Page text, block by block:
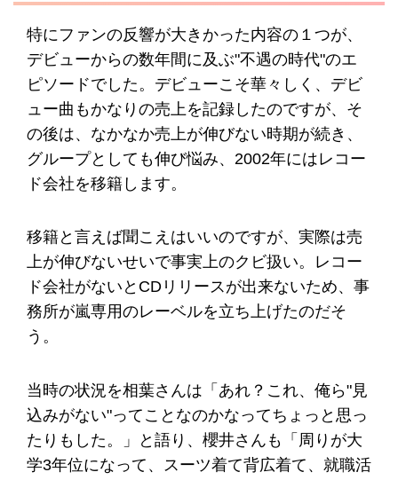
特にファンの反響が大きかった内容の１つが、
デビューからの数年間に及ぶ"不遇の時代"のエ
ピソードでした。デビューこそ華々しく、デビ
ュー曲もかなりの売上を記録したのですが、そ
の後は、なかなか売上が伸びない時期が続き、
グループとしても伸び悩み、2002年にはレコー
ド会社を移籍します。
移籍と言えば聞こえはいいのですが、実際は売
上が伸びないせいで事実上のクビ扱い。レコー
ド会社がないとCDリリースが出来ないため、事
務所が嵐専用のレーベルを立ち上げたのだそ
う。
当時の状況を相葉さんは「あれ？これ、俺ら"見
込みがない"ってことなのかなってちょっと思っ
たりもした。」と語り、櫻井さんも「周りが大
学3年位になって、スーツ着て背広着て、就職活